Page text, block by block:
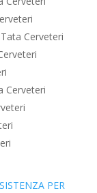
Cerveteri
Cerveteri
PER